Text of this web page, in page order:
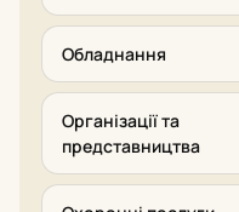
Обладнання
Організації та
представництва